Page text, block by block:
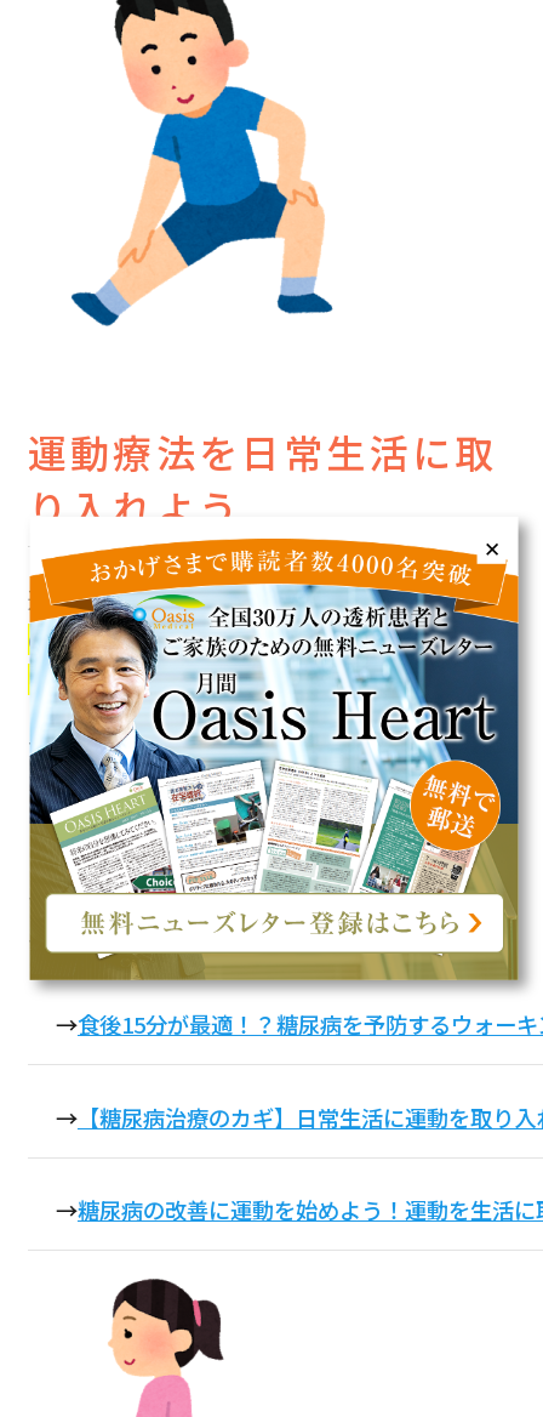
運動療法を日常生活に取
り入れよう
運動は、一度にまとめて行うのではなく日々
の生活の中で運動量を多くすることを意識す
ることがポイントです。
一週間に一度何十キロも走るのではなく、毎
日数十分ウォーキングすることが大切なので
す。この章では、日常生活にぜひ取り入れた
いウォーキングのコツから、毎日の生活の中
で少しでも運動量を増やすためのポイントに
ついてご紹介していきます。
→食後15分が最適！？糖尿病を予防するウォー
→【糖尿病治療のカギ】日常生活に運動を取り
→糖尿病の改善に運動を始めよう！運動を生活
✕